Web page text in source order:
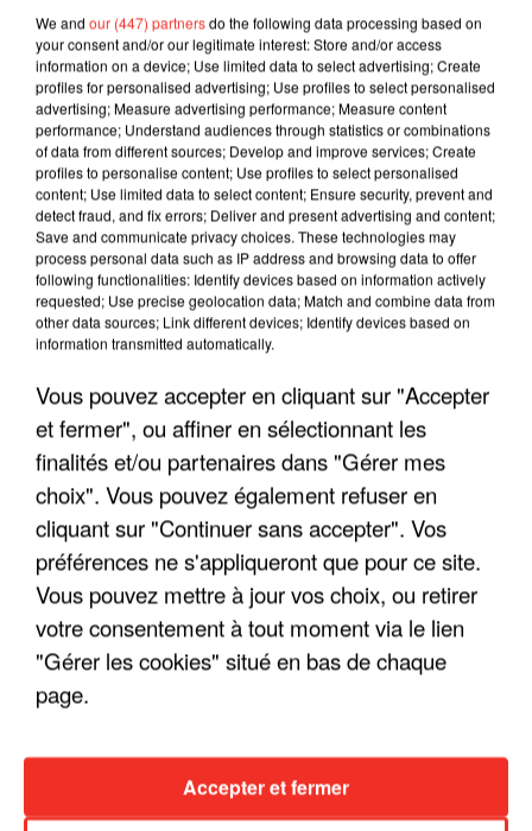
LES INTERVIEWS CHANTE
FRANCE
"JE SUIS À DISPOSITION DES
ENFOIRÉS"
"ON A TOUS LE TRAC"
"ON N'EST PAS DES PARENTS
PARFAITS"
We and our (447) partnersdo the following data processing based on
your consent and/or our legitimate interest: Store and/or access
information on a device; Use limited data to select advertising; Create
profiles for personalised advertising; Use profiles to select personalised
advertising; Measure advertising performance; Measure content
performance; Understand audiences through statistics or combinations
of data from different sources; Develop and improve services; Create
profiles to personalise content; Use profiles to select personalised
content; Use limited data to select content; Ensure security, prevent and
detect fraud, and fix errors; Deliver and present advertising and content;
Save and communicate privacy choices. These technologies may
process personal data such as IP address and browsing data to offer
following functionalities: Identify devices based on information actively
requested; Use precise geolocation data; Match and combine data from
other data sources; Link different devices; Identify devices based on
information transmitted automatically.
Vous pouvez accepter en cliquant sur "Accepter
et fermer", ou affiner en sélectionnant les
finalités et/ou partenaires dans "Gérer mes
choix". Vous pouvez également refuser en
cliquant sur "Continuer sans accepter". Vos
préférences ne s'appliqueront que pour ce site.
Vous pouvez mettre à jour vos choix, ou retirer
votre consentement à tout moment via le lien
"Gérer les cookies" situé en bas de chaque
page.
Accepter et fermer